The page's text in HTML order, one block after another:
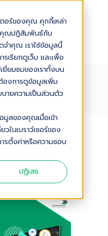
อร์ของคุณ คุกกี้เหล่า
คุณปฏิสัมพันธ์กับ
จำคุณ เราใช้ข้อมูลนี้
เรียกดูเว็บ และเพื่อ
ยี่ยมชมของเราทั้งบน
องการดูข้อมูลเพิ่ม
บายความเป็นส่วนตัว
มูลของคุณเมื่อเข้า
วในเบราว์เซอร์ของ
รตั้งค่าหรือความชอบ
ปฏิเสธ
ละออฟไลน์ในปี